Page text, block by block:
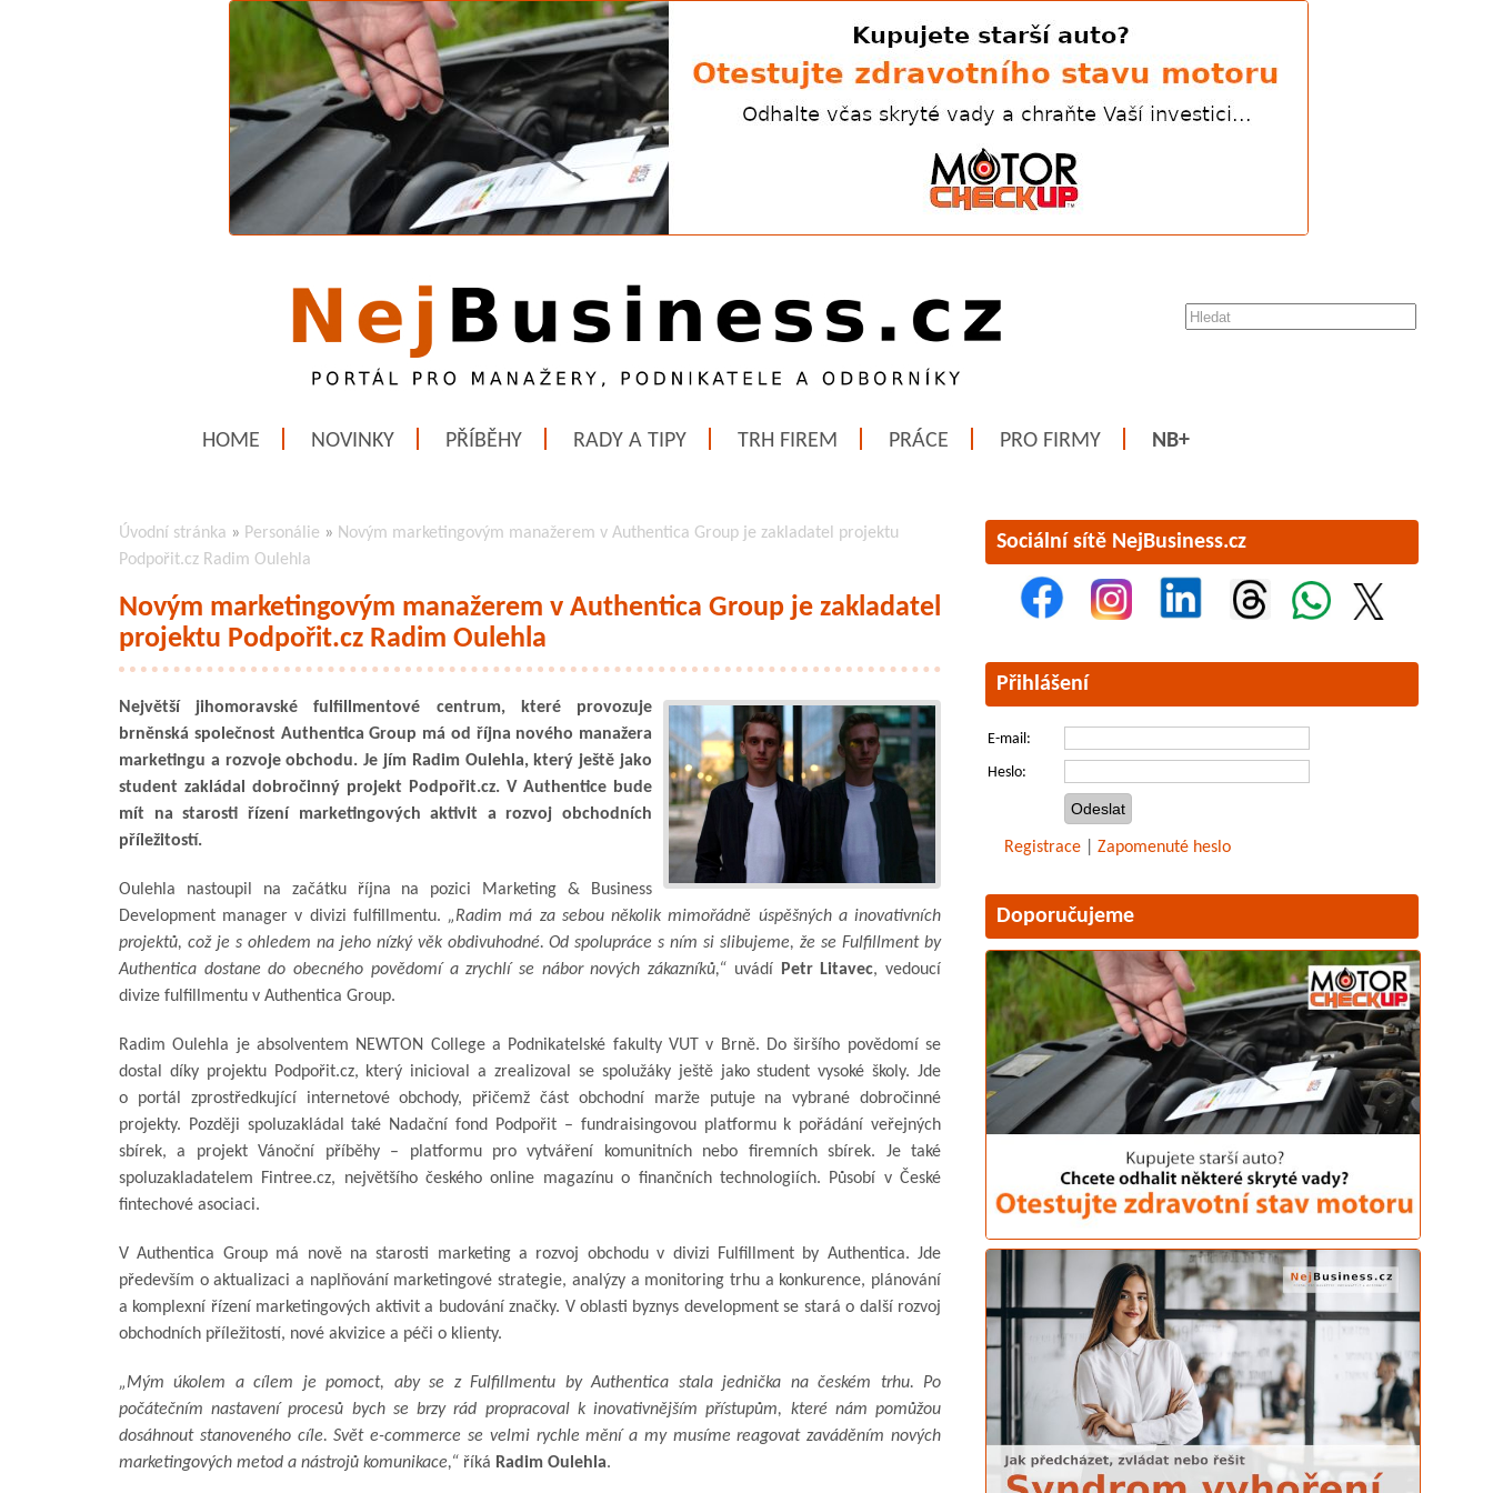
HOME NOVINKY PŘÍBĚHY RADY A TIPY TRH FIREM PRÁCE PRO FIRMY NB+
Úvodní stránka » Personálie » Novým marketingovým manažerem v Authentica Group je zakladatel projektu
Podpořit.cz Radim Oulehla
Novým marketingovým manažerem v Authentica Group je zakladatel
projektu Podpořit.cz Radim Oulehla
Největší jihomoravské fulfillmentové centrum, které provozuje
brněnská společnost Authentica Group má od října nového manažera
marketingu a rozvoje obchodu. Je jím Radim Oulehla, který ještě jako
student zakládal dobročinný projekt Podpořit.cz. V Authentice bude
mít na starosti řízení marketingových aktivit a rozvoj obchodních
příležitostí.
Oulehla nastoupil na začátku října na pozici Marketing & Business
Development manager v divizi fulfillmentu. „Radim má za sebou několik mimořádně úspěšných a inovativních
projektů, což je s ohledem na jeho nízký věk obdivuhodné. Od spolupráce s ním si slibujeme, že se Fulfillment by
Authentica dostane do obecného povědomí a zrychlí se nábor nových zákazníků,“ uvádí Petr Litavec, vedoucí
divize fulfillmentu v Authentica Group.
Radim Oulehla je absolventem NEWTON College a Podnikatelské fakulty VUT v Brně. Do širšího povědomí se
dostal díky projektu Podpořit.cz, který inicioval a zrealizoval se spolužáky ještě jako student vysoké školy. Jde
o portál zprostředkující internetové obchody, přičemž část obchodní marže putuje na vybrané dobročinné
projekty. Později spoluzakládal také Nadační fond Podpořit – fundraisingovou platformu k pořádání veřejných
sbírek, a projekt Vánoční příběhy – platformu pro vytváření komunitních nebo firemních sbírek. Je také
spoluzakladatelem Fintree.cz, největšího českého online magazínu o finančních technologiích. Působí v České
fintechové asociaci.
V Authentica Group má nově na starosti marketing a rozvoj obchodu v divizi Fulfillment by Authentica. Jde
především o aktualizaci a naplňování marketingové strategie, analýzy a monitoring trhu a konkurence, plánování
a komplexní řízení marketingových aktivit a budování značky. V oblasti byznys development se stará o další rozvoj
obchodních příležitostí, nové akvizice a péči o klienty.
„Mým úkolem a cílem je pomoct, aby se z Fulfillmentu by Authentica stala jednička na českém trhu. Po
počátečním nastavení procesů bych se brzy rád propracoval k inovativnějším přístupům, které nám pomůžou
dosáhnout stanoveného cíle. Svět e-commerce se velmi rychle mění a my musíme reagovat zaváděním nových
marketingových metod a nástrojů komunikace,“ říká Radim Oulehla.
Sociální sítě NejBusiness.cz
Přihlášení
E-mail:
Heslo:
Registrace Zapomenuté heslo
Doporučujeme